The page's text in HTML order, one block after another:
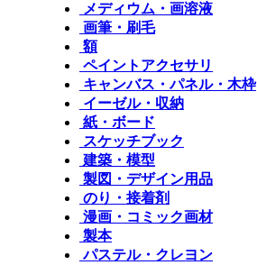
メディウム・画溶液
画筆・刷毛
額
ペイントアクセサリ
キャンバス・パネル・木枠
イーゼル・収納
紙・ボード
スケッチブック
建築・模型
製図・デザイン用品
のり・接着剤
漫画・コミック画材
製本
パステル・クレヨン